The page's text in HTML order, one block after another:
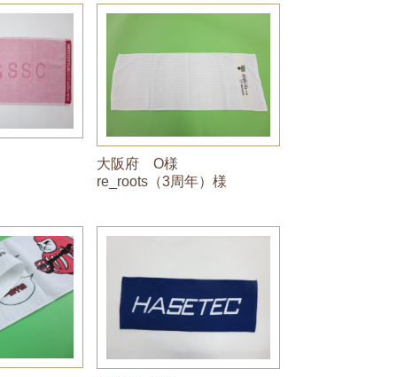
大阪府 O様
re_roots（3周年）様